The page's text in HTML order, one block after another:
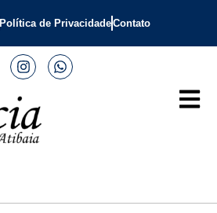
Política de PrivacidadeContato